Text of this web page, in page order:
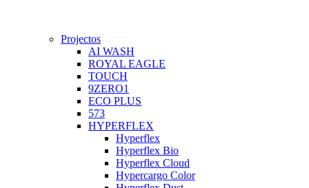
Projectos
AI WASH
ROYAL EAGLE
TOUCH
9ZERO1
ECO PLUS
573
HYPERFLEX
Hyperflex
Hyperflex Bio
Hyperflex Cloud
Hypercargo Color